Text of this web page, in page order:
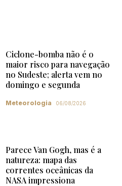
Ciclone-bomba não é o
maior risco para navegação
no Sudeste; alerta vem no
domingo e segunda
Meteorologia 06/08/2026
Parece Van Gogh, mas é a
natureza: mapa das
correntes oceânicas da
NASA impressiona